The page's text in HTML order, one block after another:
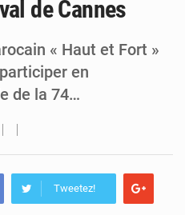
de Cannes
« Haut et Fort »
en
de la 74…
Tweetez!